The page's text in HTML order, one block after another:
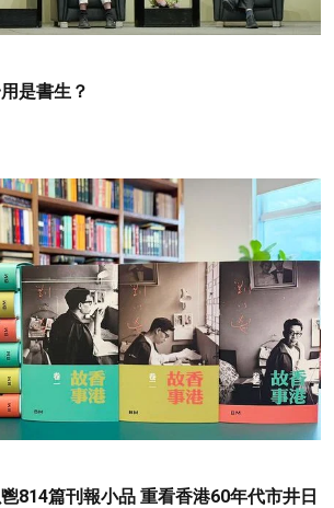
是書生？
814篇刊報小品 重看香港60年代市井日